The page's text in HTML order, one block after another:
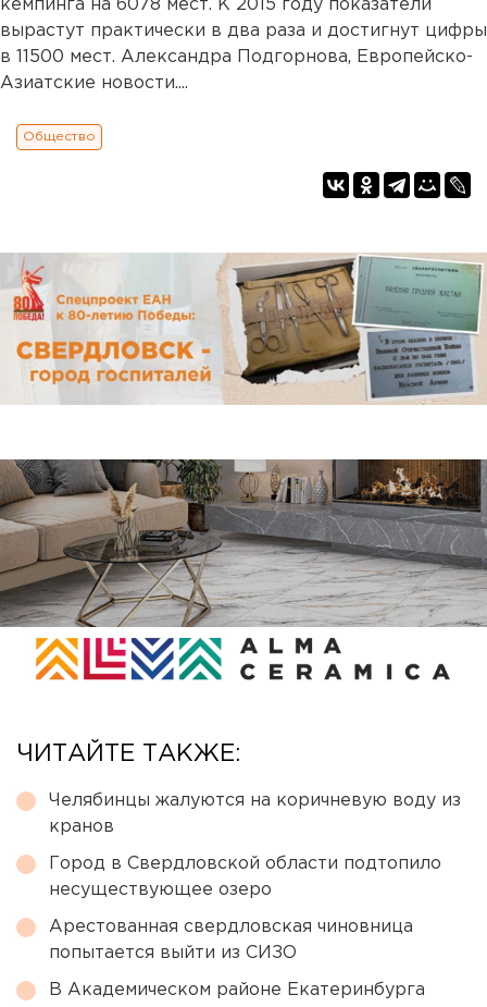
кемпинга на 6078 мест. К 2015 году показатели
вырастут практически в два раза и достигнут цифры
в 11500 мест. Александра Подгорнова, Европейско-
Азиатские новости....
Общество
ЧИТАЙТЕ ТАКЖЕ:
Челябинцы жалуются на коричневую воду из
кранов
Город в Свердловской области подтопило
несуществующее озеро
Арестованная свердловская чиновница
попытается выйти из СИЗО
В Академическом районе Екатеринбурга